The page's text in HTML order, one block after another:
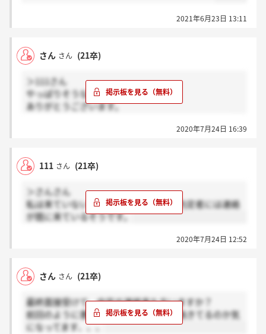
2021年6月23日 13:11
さん さん (21卒)
＞111さん
やっぱりそうなんですね、、、
ありがとうございます。
2020年7月24日 16:39
111 さん (21卒)
＞さんさん
私は来ていないので落ちたのですが、内定者には連絡
が既に来ているそうです。
2020年7月24日 12:52
さん さん (21卒)
最終面接受けて、内定の連絡来た方いますか？
前回のように書面より先にメールで連絡きてるのか気
になってます、、、